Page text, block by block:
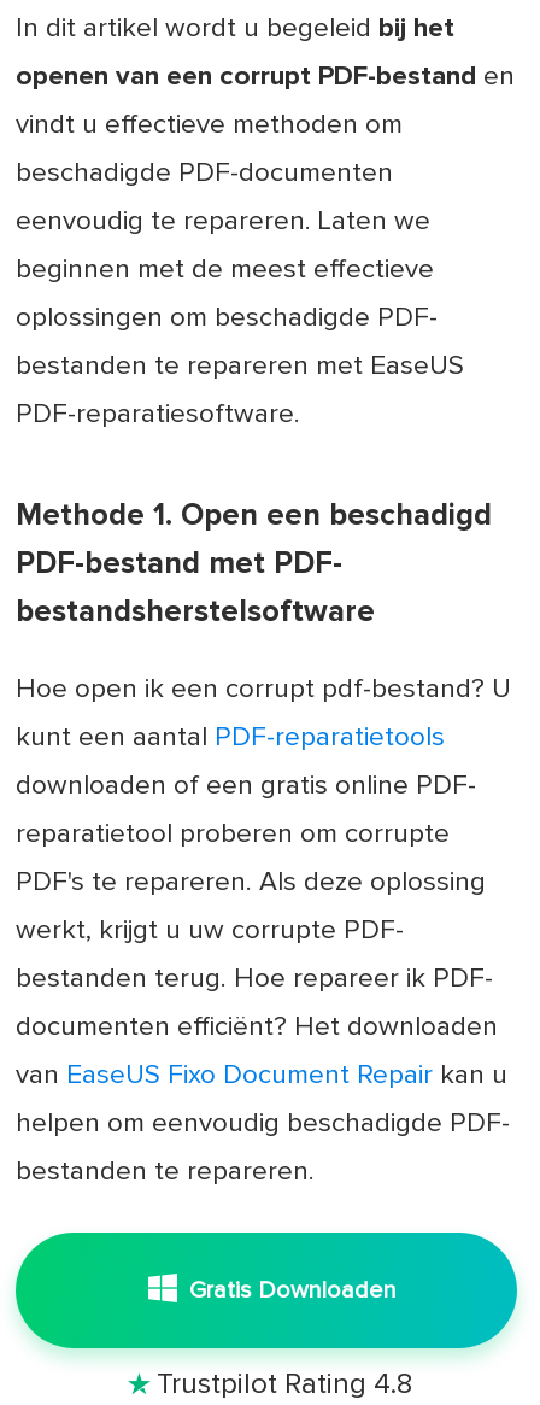
In dit artikel wordt u begeleid bij het
openen van een corrupt PDF-bestand en
vindt u effectieve methoden om
beschadigde PDF-documenten
eenvoudig te repareren. Laten we
beginnen met de meest effectieve
oplossingen om beschadigde PDF-
bestanden te repareren met EaseUS
PDF-reparatiesoftware.
Methode 1. Open een beschadigd
PDF-bestand met PDF-
bestandsherstelsoftware
Hoe open ik een corrupt pdf-bestand? U
kunt een aantal
PDF-reparatietools
downloaden of een gratis online PDF-
reparatietool proberen om corrupte
PDF's te repareren. Als deze oplossing
werkt, krijgt u uw corrupte PDF-
bestanden terug. Hoe repareer ik PDF-
documenten efficiënt? Het downloaden
van EaseUS Fixo Document Repair kan u
helpen om eenvoudig beschadigde PDF-
bestanden te repareren.
Gratis Downloaden
 Trustpilot Rating 4.8